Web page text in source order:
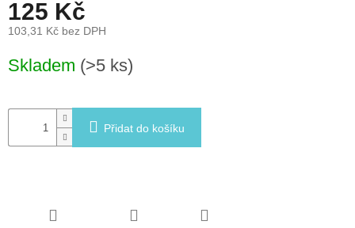
Přihlášení
125 Kč
103,31 Kč bez DPH
cena:
Skladem (>5 ks)
Přidat do košíku